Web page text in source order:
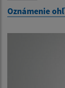
Oznámenie